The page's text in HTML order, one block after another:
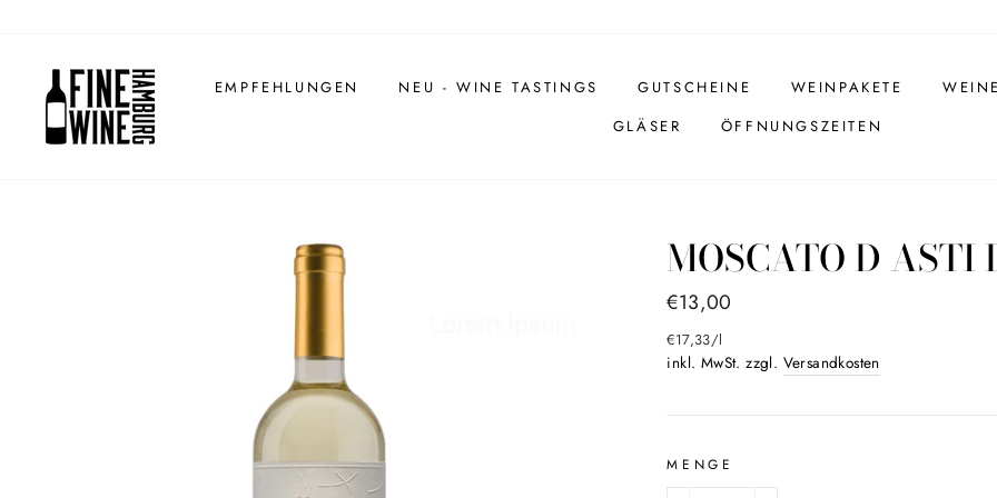
EMPFEHLUNGEN NEU - WINE TASTINGS GUTSCHEINE WEINPAKETE WEINE
GLÄSER
ÖFFNUNGSZEITEN
MOSCATO D ASTI
Normaler
Preis
€13,00
€17,33/l
inkl. MwSt. zzgl. Versandkosten
MENGE